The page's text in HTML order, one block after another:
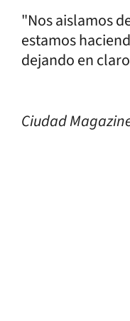
"Nos aislamos
estamos
dejando en
Ciudad